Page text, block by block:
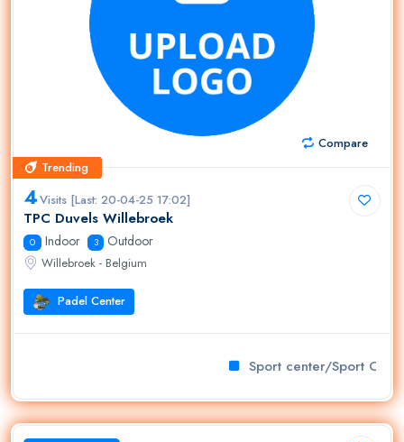
Compare
Trending
Trending
4Visits [Last: 20-04-25 17:02]
TPC Duvels Willebroek
0 Indoor 3 Outdoor
Willebroek - Belgium
Padel Center
Sport center/Sport Club